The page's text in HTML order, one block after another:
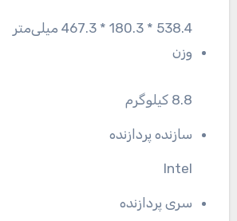
538.4 * 180.3 * 467.3 میلی‌متر
وزن
8.8 کیلوگرم
سازنده پردازنده
Intel
سری پردازنده